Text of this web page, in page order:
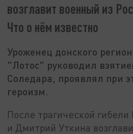
возглавит военный из
Что о нём известно
Уроженец донского
"Лотос" руководил
Соледара, проявлял при
героизм.
После трагической
и Дмитрий Уткина